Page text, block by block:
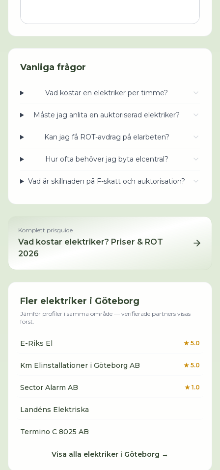
Vanliga frågor
Vad kostar en elektriker per timme?
Måste jag anlita en auktoriserad elektriker?
Kan jag få ROT-avdrag på elarbeten?
Hur ofta behöver jag byta elcentral?
Vad är skillnaden på F-skatt och auktorisation?
Komplett prisguide
Vad kostar elektriker? Priser & ROT
2026
Fler elektriker i Göteborg
Jämför profiler i samma område — verifierade partners visas
först.
E-Riks El ★ 5.0
Km Elinstallationer i Göteborg AB ★ 5.0
Sector Alarm AB ★ 1.0
Landéns Elektriska
Termino C 8025 AB
Visa alla elektriker i Göteborg →